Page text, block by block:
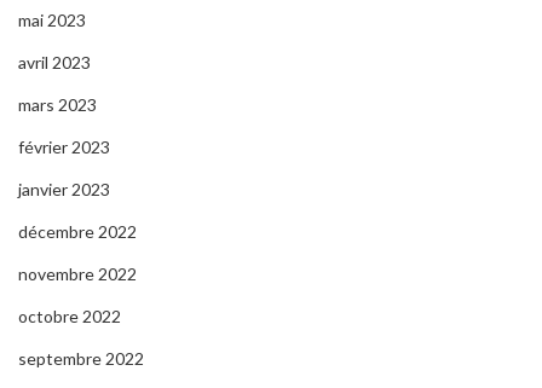
mai 2023
avril 2023
mars 2023
février 2023
janvier 2023
décembre 2022
novembre 2022
octobre 2022
septembre 2022